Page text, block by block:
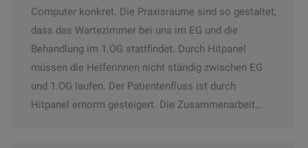
Computer konkret. Die Praxisräume sind so gestaltet,
dass das Wartezimmer bei uns im EG und die
Behandlung im 1.OG stattfindet. Durch Hitpanel
müssen die Helferinnen nicht ständig zwischen EG
und 1.OG laufen. Der Patientenfluss ist durch
Hitpanel ernorm gesteigert. Die Zusammenarbeit…